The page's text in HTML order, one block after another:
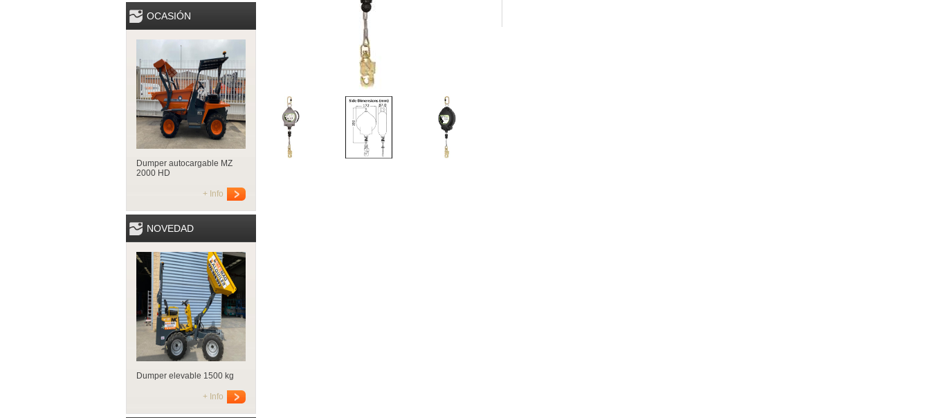
OCASIÓN
Dumper autocargable MZ
2000 HD
+ Info
NOVEDAD
Dumper elevable 1500 kg
+ Info